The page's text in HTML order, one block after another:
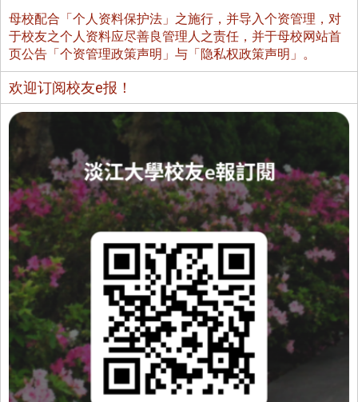
母校配合「个人资料保护法」之施行，并导入个资管理，对
于校友之个人资料应尽善良管理人之责任，并于母校网站首
页公告「个资管理政策声明」与「隐私权政策声明」。
欢迎订阅校友e报！